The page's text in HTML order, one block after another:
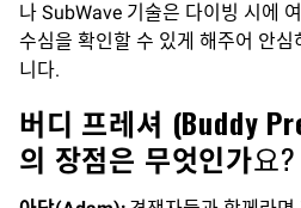
나 SubWave 기술은 다이빙 시에
수심을 확인할 수 있게 해주어 안
니다.
버디 프레셔 (Buddy
의 장점은 무엇인가요?